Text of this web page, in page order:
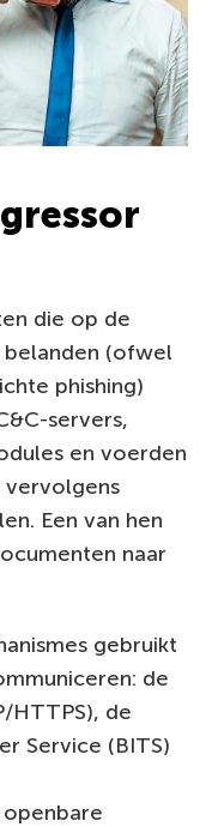
die op de
(ofwel
phishing)
servers,
en voerden
vervolgens
Een van hen
naar
gebruikt
de
HTTPS), de
Service (BITS)